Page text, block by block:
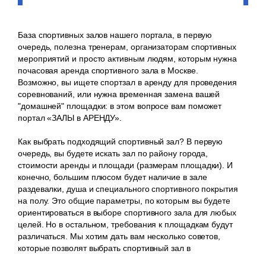
База спортивных залов нашего портала, в первую
очередь, полезна тренерам, организаторам спортивных
мероприятий и просто активным людям, которым нужна
почасовая аренда спортивного зала в Москве.
Возможно, вы ищете спортзал в аренду для проведения
соревнований, или нужна временная замена вашей
"домашней" площадки: в этом вопросе вам поможет
портал «ЗАЛЫ в АРЕНДУ».
Как выбрать подходящий спортивный зал? В первую
очередь, вы будете искать зал по району города,
стоимости аренды и площади (размерам площадки). И
конечно, большим плюсом будет наличие в зале
раздевалки, душа и специального спортивного покрытия
на полу. Это общие параметры, по которым вы будете
ориентироваться в выборе спортивного зала для любых
целей. Но в остальном, требования к площадкам будут
различаться. Мы хотим дать вам несколько советов,
которые позволят выбрать спортивный зал в